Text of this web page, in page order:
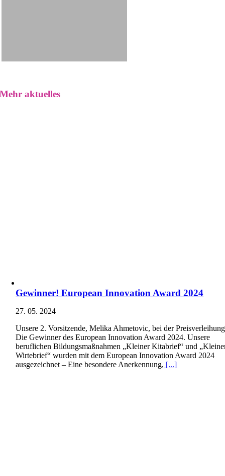
Mehr aktuelles
Gewinner! European Innovation Award 2024
27. 05. 2024
Unsere 2. Vorsitzende, Melika Ahmetovic, bei der
Die Gewinner des European Innovation Award 2024. Unsere
beruflichen Bildungsmaßnahmen „Kleiner Kitabrief“ und
Wirtebrief“ wurden mit dem European Innovation Award 2024
ausgezeichnet – Eine besondere Anerkennung, [...]